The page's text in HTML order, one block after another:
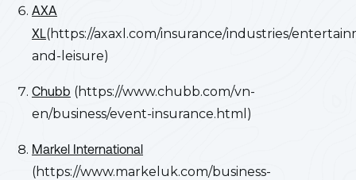
AXA
XL(https://axaxl.com/insurance/industries/
and-leisure)
Chubb (https://www.chubb.com/vn-
en/business/event-insurance.html)
Markel International
(https://www.markeluk.com/business-